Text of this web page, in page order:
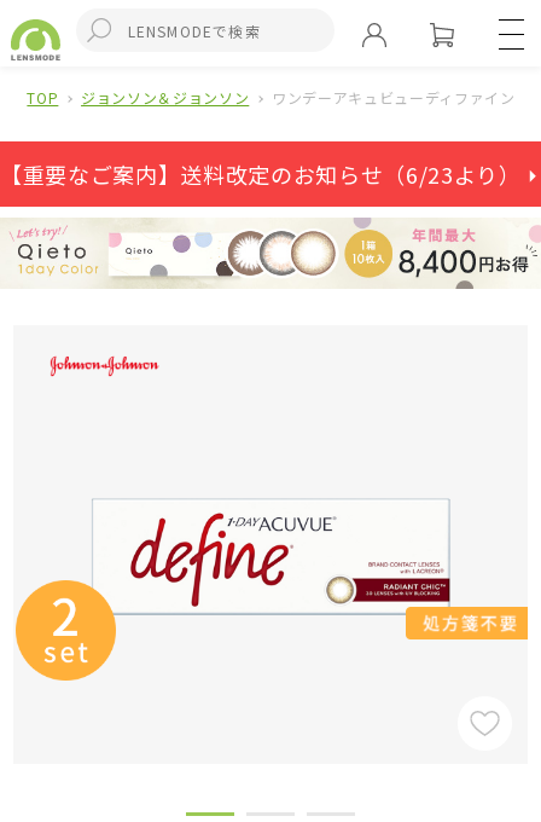
TOP ジョンソン＆ジョンソン ワンデーアキュビューディファイン
【重要なご案内】送料改定のお知らせ（6/23より） ⏵